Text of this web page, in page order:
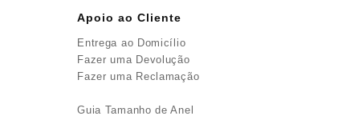
Apoio ao Cliente
Entrega ao Domicílio
Fazer uma Devolução
Fazer uma Reclamação
Guia Tamanho de Anel